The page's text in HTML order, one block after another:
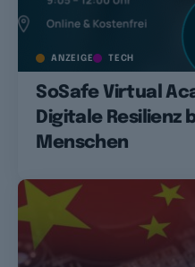
ANZEIGE TECH
SoSafe Virtual
Digitale Resilienz
Menschen